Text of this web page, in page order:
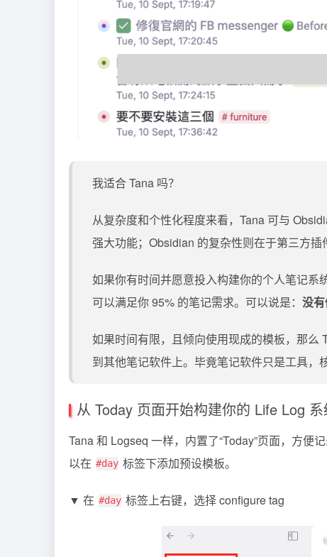
我适合 Tana 吗？
从复杂度和个性化程度来看，Tana 可与
强大功能；Obsidian 的复杂性则在于第三方插
如果你有时间并愿意投入构建你的个人笔记系
可以满足你 95% 的笔记需求。可以说是： 没
如果时间有限，且倾向使用现成的模板，那么
到其他笔记软件上。毕竟笔记软件只是工具，
从 Today 页面开始构建你的 Life Log 系
Tana 和 Logseq 一样，内置了“Today”页面，方便
以在 #day 标签下添加预设模板。
▼ 在 #day 标签上右键，选择 configure tag